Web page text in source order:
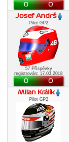
0 0
Josef Andrš
Pilot GP2
57 Příspěvky
registrován: 17.03.2018
0 0
Milan Králík
Pilot GP2